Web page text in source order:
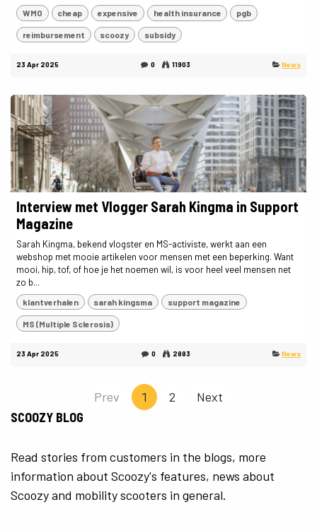
WMO cheap expensive health insurance pgb
reimbursement scoozy subsidy
23 Apr 2025 0 11903 News
Interview met Vlogger Sarah Kingma in Support
Magazine
Sarah Kingma, bekend vlogster en MS-activiste, werkt aan een
webshop met mooie artikelen voor mensen met een beperking. Want
mooi, hip, tof, of hoe je het noemen wil, is voor heel veel mensen net
zo b...
klantverhalen sarah kingsma support magazine
MS (Multiple Sclerosis)
23 Apr 2025 0 2883 News
Prev 1 2
Next
SCOOZY BLOG
Read stories from customers in the blogs, more
information about Scoozy's features, news about
Scoozy and mobility scooters in general.